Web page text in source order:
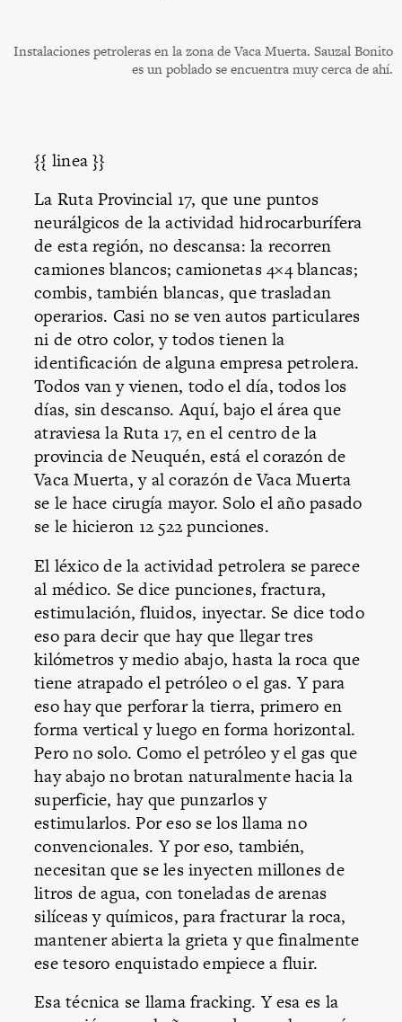
Instalaciones petroleras en la zona de Vaca Muerta. Sauzal Bonito
es un poblado se encuentra muy cerca de ahí.
{{ linea }}
La Ruta Provincial 17, que une puntos
neurálgicos de la actividad hidrocarburífera
de esta región, no descansa: la recorren
camiones blancos; camionetas 4×4 blancas;
combis, también blancas, que trasladan
operarios. Casi no se ven autos particulares
ni de otro color, y todos tienen la
identificación de alguna empresa petrolera.
Todos van y vienen, todo el día, todos los
días, sin descanso. Aquí, bajo el área que
atraviesa la Ruta 17, en el centro de la
provincia de Neuquén, está el corazón de
Vaca Muerta, y al corazón de Vaca Muerta
se le hace cirugía mayor. Solo el año pasado
se le hicieron 12 522 punciones.
El léxico de la actividad petrolera se parece
al médico. Se dice punciones, fractura,
estimulación, fluidos, inyectar. Se dice todo
eso para decir que hay que llegar tres
kilómetros y medio abajo, hasta la roca que
tiene atrapado el petróleo o el gas. Y para
eso hay que perforar la tierra, primero en
forma vertical y luego en forma horizontal.
Pero no solo. Como el petróleo y el gas que
hay abajo no brotan naturalmente hacia la
superficie, hay que punzarlos y
estimularlos. Por eso se los llama no
convencionales. Y por eso, también,
necesitan que se les inyecten millones de
litros de agua, con toneladas de arenas
silíceas y químicos, para fracturar la roca,
mantener abierta la grieta y que finalmente
ese tesoro enquistado empiece a fluir.
Esa técnica se llama fracking. Y esa es la